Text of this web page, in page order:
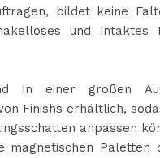
bildet keine
und intaktes
in einer großen
Finishs erhältlich,
anpassen
magnetischen Paletten